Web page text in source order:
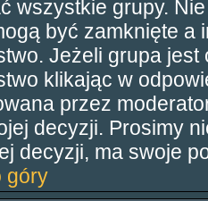
wszystkie grupy.
być zamknięte a
Jeżeli grupa
klikając w
przez
decyzji. Prosimy
decyzji, ma swoje
góry